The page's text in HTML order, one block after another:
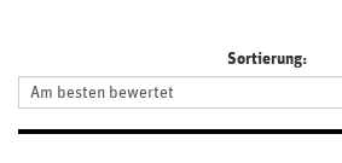
Sortierung: